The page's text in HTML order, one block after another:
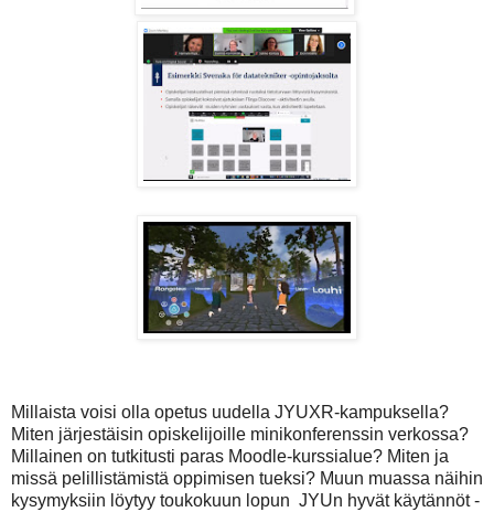
Millaista voisi olla opetus uudella JYUXR-kampuksella?
Miten järjestäisin opiskelijoille minikonferenssin verkossa?
Millainen on tutkitusti paras Moodle-kurssialue? Miten ja
missä pelillistämistä oppimisen tueksi? Muun muassa näihin
kysymyksiin löytyy toukokuun lopun JYUn hyvät käytännöt -